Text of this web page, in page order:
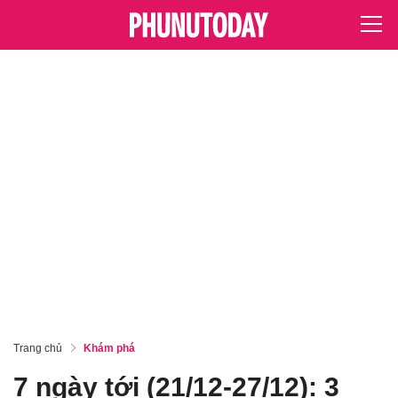
Trang chủ Khám phá
7 ngày tới (21/12-27/12): 3